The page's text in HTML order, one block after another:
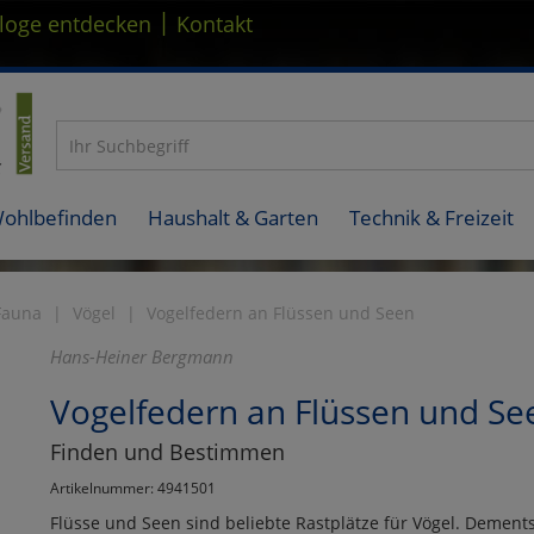
entdecken | Kontakt
Haushalt & Garten Technik & Freizeit
Vögel Vogelfedern an Flüssen und Seen
Hans-Heiner Bergmann
Vogelfedern an Flüssen und
Finden und Bestimmen
Artikelnummer: 4941501
Flüsse und Seen sind beliebte Rastplätze für Vögel.